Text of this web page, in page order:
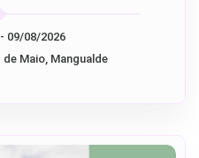
07/08/2026 (10:00) - 09/08/2026
de Maio, Mangualde